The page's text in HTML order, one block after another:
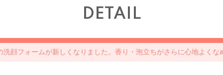
DETAIL
洗顔フォームが新しくなりました。香り・泡立ちがさらに心地よくな